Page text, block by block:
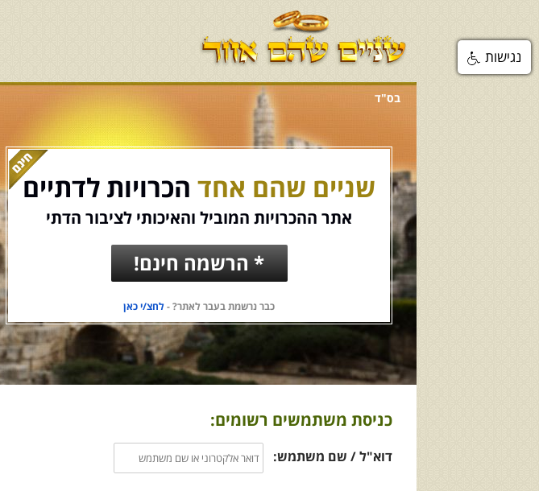
בס"ד
שניים שהם אחד הכרויות לדתיים
אתר ההכרויות המוביל והאיכותי לציבור הדתי
* הרשמה חינם!
כבר נרשמת בעבר לאתר? -לחצ/י כאן
כניסת משתמשים רשומים:
דוא"ל / שם משתמש:
נגישות